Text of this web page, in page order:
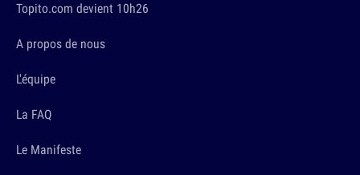
Topito.com devient 10h26
A propos de nous
L'équipe
La FAQ
Le Manifeste